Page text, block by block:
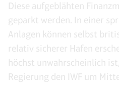
Diese aufgeblähten
geparkt werden. In einer
Anlagen können selbst
relativ sicherer Hafen
höchst unwahrscheinlich
Regierung den IWF um